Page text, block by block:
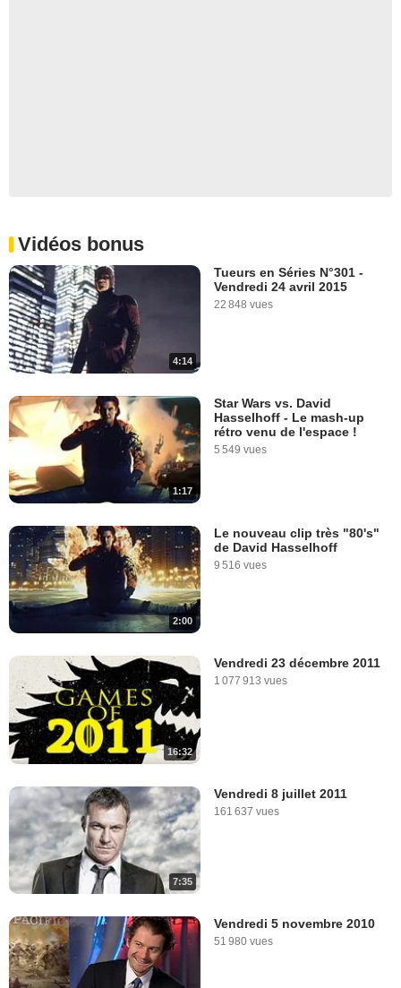
Vidéos bonus
4:14
Tueurs en Séries N°301 -
Vendredi 24 avril 2015
22 848 vues
1:17
Star Wars vs. David
Hasselhoff - Le mash-up
rétro venu de l'espace !
5 549 vues
2:00
Le nouveau clip très "80's"
de David Hasselhoff
9 516 vues
16:32
Vendredi 23 décembre 2011
1 077 913 vues
7:35
Vendredi 8 juillet 2011
161 637 vues
Vendredi 5 novembre 2010
51 980 vues